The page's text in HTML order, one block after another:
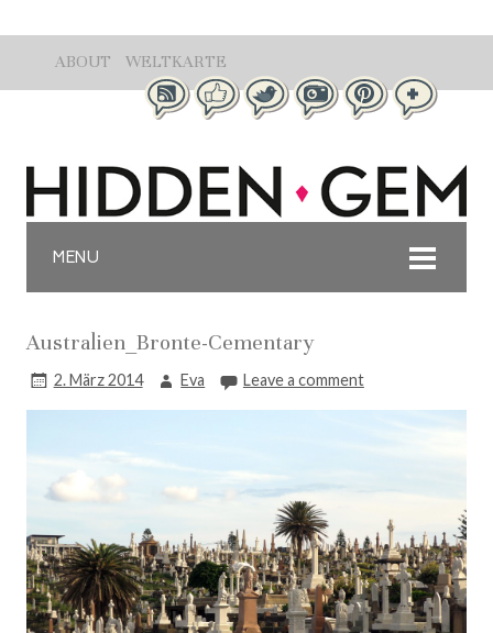
ABOUT WELTKARTE
MENU
Australien_Bronte-Cementary
2. März 2014 Eva Leave a comment